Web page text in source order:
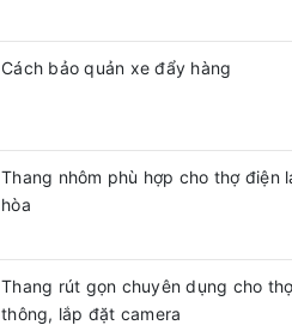
Cách bảo quản xe đẩy hàng
Thang nhôm phù hợp cho thợ điện
hòa
Thang rút gọn chuyên dụng cho
thông, lắp đặt camera